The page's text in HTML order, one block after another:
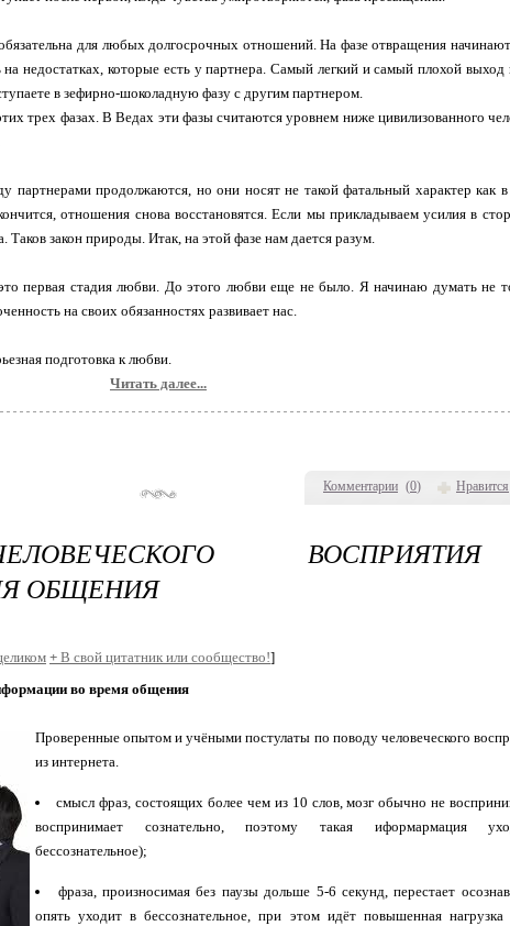
Комментарии (0) Нравится
для любых долгосрочных отношений. На фазе отвращения
недостатках, которые есть у партнера. Самый легкий и самый плохой выход
в зефирно-шоколадную фазу с другим партнером.
трех фазах. В Ведах эти фазы считаются уровнем ниже цивилизованного
продолжаются, но они носят не такой фатальный характер как
отношения снова восстановятся. Если мы прикладываем усилия в
Таков закон природы. Итак, на этой фазе нам дается разум.
первая стадия любви. До этого любви еще не было. Я начинаю думать не
на своих обязанностях развивает нас.
подготовка к любви.
Читать далее...
ВОСПРИЯТИЯ
ОБЩЕНИЯ
+ В свой цитатник или сообщество!]
во время общения
Проверенные опытом и учёными постулаты по поводу человеческого
из интернета.
смысл фраз, состоящих более чем из 10 слов, мозг обычно не
воспринимает сознательно, поэтому такая иформармация
бессознательное);
фраза, произносимая без паузы дольше 5-6 секунд, перестает
опять уходит в бессознательное, при этом идёт повышенная нагрузка